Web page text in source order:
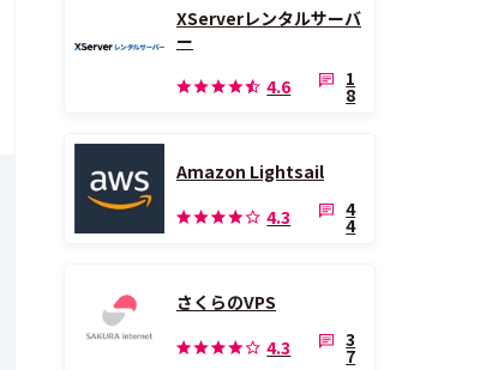
XServerレンタルサーバ
ー
4.6
1
8
Amazon Lightsail
4.3
4
4
さくらのVPS
4.3
3
7